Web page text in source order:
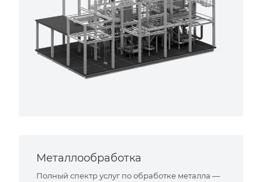
Металлообработка
Полный спектр услуг по обработке металла —